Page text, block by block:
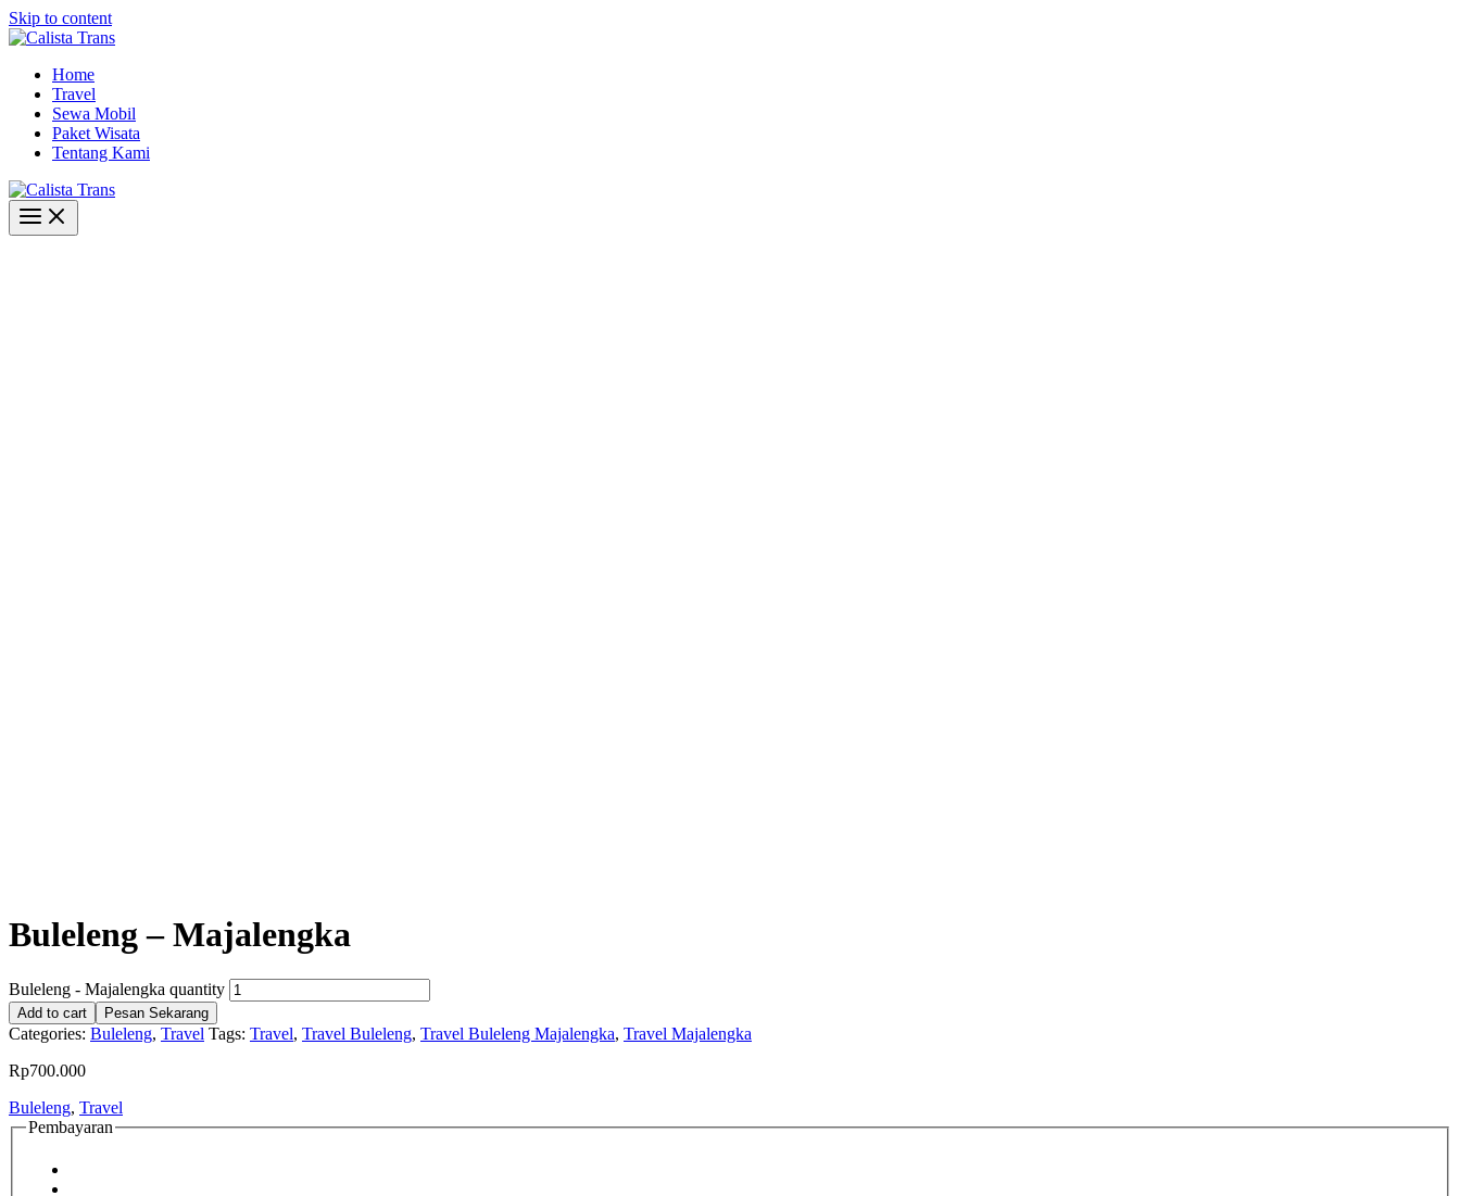
Skip to content
Home
Travel
Sewa Mobil
Paket Wisata
Tentang Kami
Buleleng – Majalengka
Buleleng - Majalengka quantity
Add to cart Pesan Sekarang
Categories: Buleleng, Travel Tags: Travel, Travel Buleleng, Travel Buleleng Majalengka, Travel Majalengka
Rp700.000
Buleleng, Travel
Pembayaran